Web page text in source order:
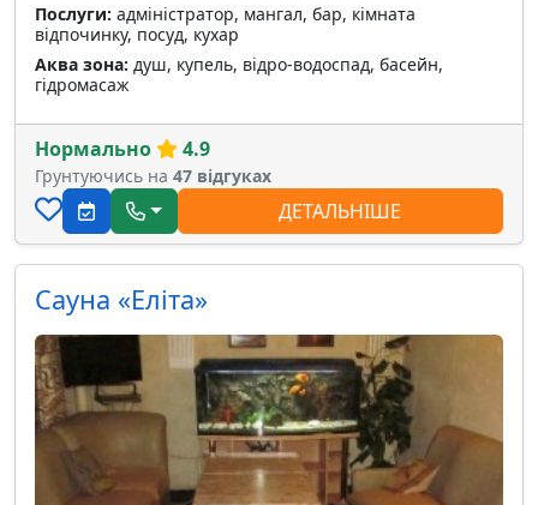
Послуги: адміністратор, мангал, бар, кімната
відпочинку, посуд, кухар
Аква зона: душ, купель, відро-водоспад, басейн,
гідромасаж
Нормально 4.9
Грунтуючись на 47 відгуках
ДЕТАЛЬНІШЕ
Сауна «Еліта»